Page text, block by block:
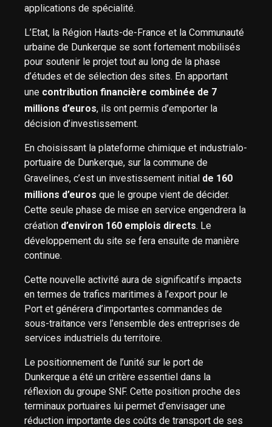
applications de spécialité.
L’Etat, la Région Hauts-de-France et la Communauté
urbaine de Dunkerque se sont fortement mobilisés
pour soutenir le projet tout au long de la phase
d’études et de sélection des sites. En apportant
une contribution financière combinée de 7
millions d’euros, ils ont permis d’emporter la
décision d’investissement.
En choisissant la plateforme chimique et industrialo-
portuaire de Dunkerque, sur la commune de
Gravelines, c’est un investissement initial de 160
millions d’euros que le groupe vient de décider.
Cette seule phase de mise en service engendrera la
création d’environ 160 emplois directs. Le
développement du site se fera ensuite de manière
continue.
Cette nouvelle activité aura de significatifs impacts
en termes de trafics maritimes à l’export pour le
Port et générera d’importantes commandes de
sous-traitance vers l’ensemble des entreprises de
services industriels du territoire.
Le positionnement de l’unité sur le port de
Dunkerque a été un critère essentiel dans la
réflexion du groupe SNF. Cette position proche des
terminaux portuaires lui permet d’envisager une
réduction importante des coûts de transport de ses